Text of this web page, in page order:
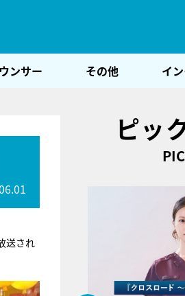
ンサー その他 イ
送され
ピッ